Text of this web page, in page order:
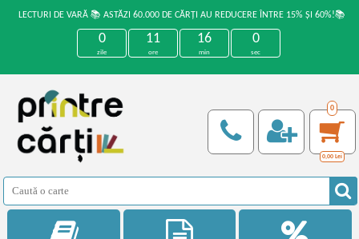
LECTURI DE VARĂ 📚 ASTĂZI 60.000 DE CĂRȚI AU REDUCERE ÎNTRE 15% ȘI 60%!📚
0
zile
11
ore
16
min
0
sec
0
0,00 Lei